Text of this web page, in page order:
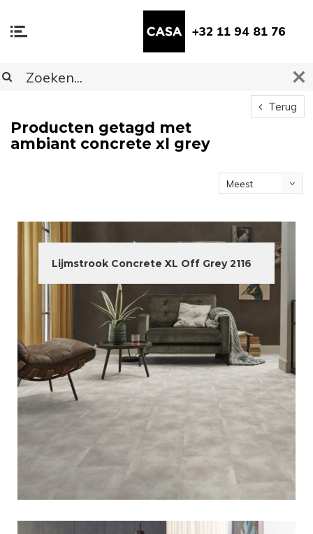
+32 11 94 81 76
Terug
Producten getagd met
ambiant concrete xl grey
Meest
Lijmstrook Concrete XL Off Grey 2116